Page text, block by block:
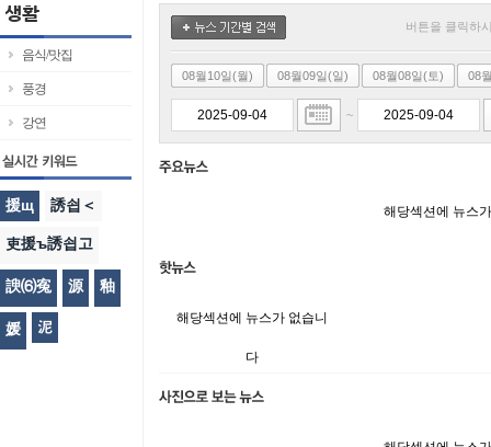
음식/맛집
풍경
강연
援щ 誘쇱＜
吏援ъ誘쇱고
諛⑹寃 源 釉
媛 泥
버튼을 클릭하
08월10일(월) 08월09일(일) 08월08일(토) 08
~
해당섹션에 뉴스
해당섹션에 뉴스가 없습니
다